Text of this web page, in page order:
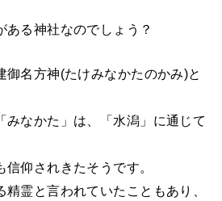
ある神社なのでしょう？
御名方神(たけみなかたのかみ)と
みなかた」は、「水潟」に通じて
仰されきたそうです。
霊と言われていたこともあり、